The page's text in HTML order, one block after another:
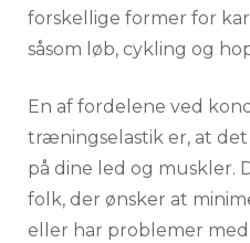
forskellige former for
såsom løb, cykling og
En af fordelene ved
træningselastik er, at
på dine led og muskler.
folk, der ønsker at
eller har problemer